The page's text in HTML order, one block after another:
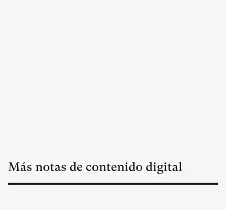
Más notas de contenido digital